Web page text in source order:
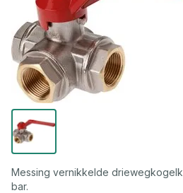
Messing vernikkelde
bar.